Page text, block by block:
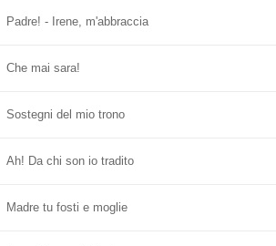
Padre! - Irene, m'abbraccia
Che mai sara!
Sostegni del mio trono
Ah! Da chi son io tradito
Madre tu fosti e moglie